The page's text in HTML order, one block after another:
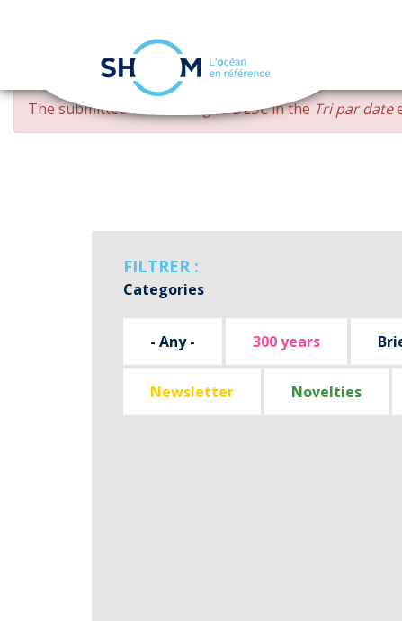
Skip
main
ERROR
MESSAGE
The submitted value changed DESCin theTri par date
FILTRER :
Categories
- Any - 300 years
Newsletter Novelties